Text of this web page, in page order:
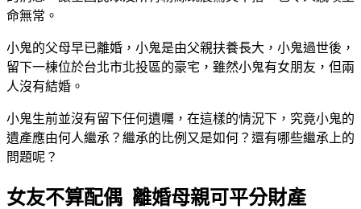
命無常。
小鬼的父母早已離婚，小鬼是由父親扶養長大，小鬼過世後，
留下一棟位於台北市北投區的豪宅，雖然小鬼有女朋友，但兩
人沒有結婚。
小鬼生前並沒有留下任何遺囑，在這樣的情況下，究竟小鬼的
遺產應由何人繼承？繼承的比例又是如何？還有哪些繼承上的
問題呢？
女友不算配偶 離婚母親可平分財產